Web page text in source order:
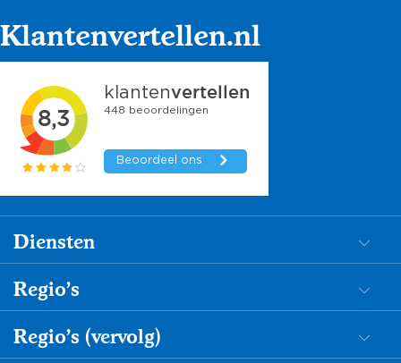
Klantenvertellen.nl
Diensten
Begeleiding
Persoonlijke verzorging
Regio's
Mantelzorg in de Achterhoek
Mantelzorg in Amersfoort
Regio's (vervolg)